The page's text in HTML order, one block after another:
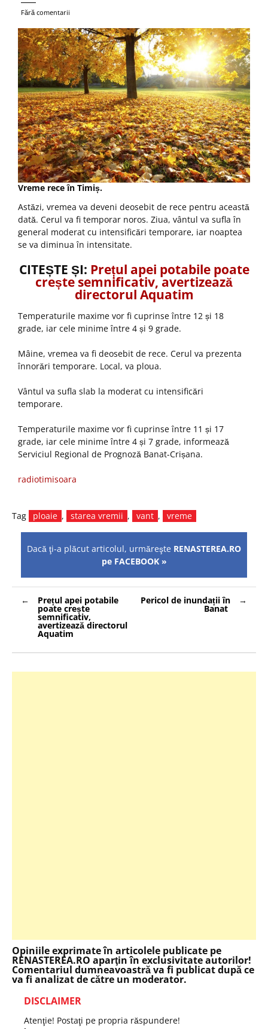
Fără comentarii
Vreme rece în Timiș.
Astăzi, vremea va deveni deosebit de rece pentru această
dată. Cerul va fi temporar noros. Ziua, vântul va sufla în
general moderat cu intensificări temporare, iar noaptea
se va diminua în intensitate.
CITEȘTE ȘI: Prețul apei potabile poate
crește semnificativ, avertizează
directorul Aquatim
Temperaturile maxime vor fi cuprinse între 12 și 18
grade, iar cele minime între 4 și 9 grade.
Mâine, vremea va fi deosebit de rece. Cerul va prezenta
înnorări temporare. Local, va ploua.
Vântul va sufla slab la moderat cu intensificări
temporare.
Temperaturile maxime vor fi cuprinse între 11 și 17
grade, iar cele minime între 4 și 7 grade, informează
Serviciul Regional de Prognoză Banat-Crișana.
radiotimisoara
Tag ploaie , starea vremii , vant , vreme
Dacă ţi-a plăcut articolul, urmăreşte RENASTEREA.RO
pe FACEBOOK »
Navigare
în
articole
Prețul apei potabile
poate crește
semnificativ,
avertizează directorul
Aquatim
Pericol de inundații în
Banat
Opiniile exprimate în articolele publicate pe
RENASTEREA.RO aparţin în exclusivitate autorilor!
Comentariul dumneavoastră va fi publicat după ce
va fi analizat de către un moderator.
DISCLAIMER
Atenţie! Postaţi pe propria răspundere!